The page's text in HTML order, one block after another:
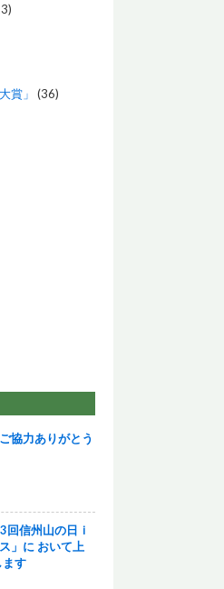
賞」
(36)
協力ありがとう
回信州山の日ｉ
」に おいて上
ます